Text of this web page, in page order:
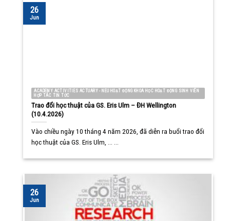
ACADEMY ACTIVITIES ACTUARY - NEU HOẠT ĐỘNG KHOA HỌC HOẠT ĐỘNG SINH VIÊN
HỢP TÁC TIN TỨC
Trao đổi học thuật của GS. Eris Ulm – ĐH Wellington
(10.4.2026)
Vào chiều ngày 10 tháng 4 năm 2026, đã diễn ra buổi trao đổi
học thuật của GS. Eris Ulm, ... ...
26
Jun
26
Jun